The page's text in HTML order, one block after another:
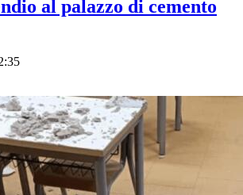
al palazzo di cemento